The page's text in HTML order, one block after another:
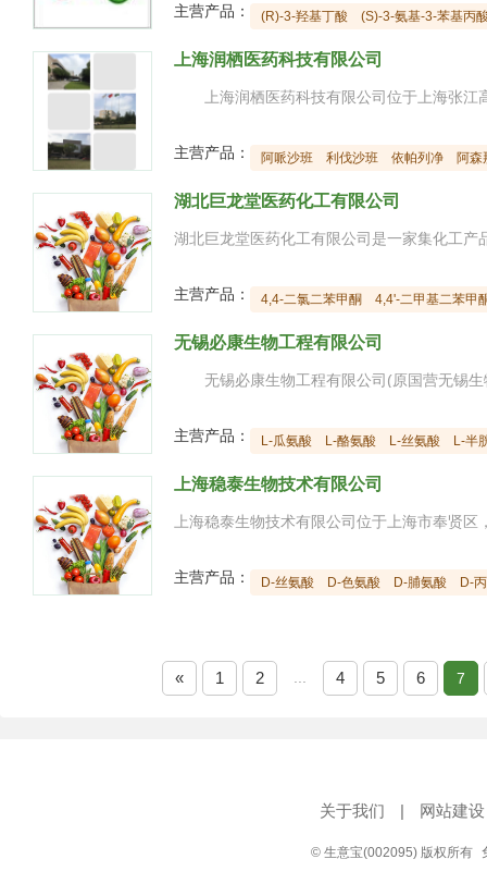
主营产品： (R)-3-羟基丁酸 (S)-3-氨基-3-苯基丙
上海润栖医药科技有限公司
主营产品： 阿哌沙班 利伐沙班 依帕列净 阿森
湖北巨龙堂医药化工有限公司
主营产品： 4,4-二氯二苯甲酮 4,4'-二甲基二苯甲
无锡必康生物工程有限公司
主营产品： L-瓜氨酸 L-酪氨酸 L-丝氨酸 L-半
上海稳泰生物技术有限公司
主营产品： D-丝氨酸 D-色氨酸 D-脯氨酸 D-
« 1 2 4 5 6 7
关于我们 | 网站建设
© 生意宝(002095) 版权所有